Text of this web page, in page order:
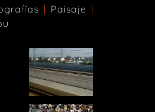
| Paisaje |